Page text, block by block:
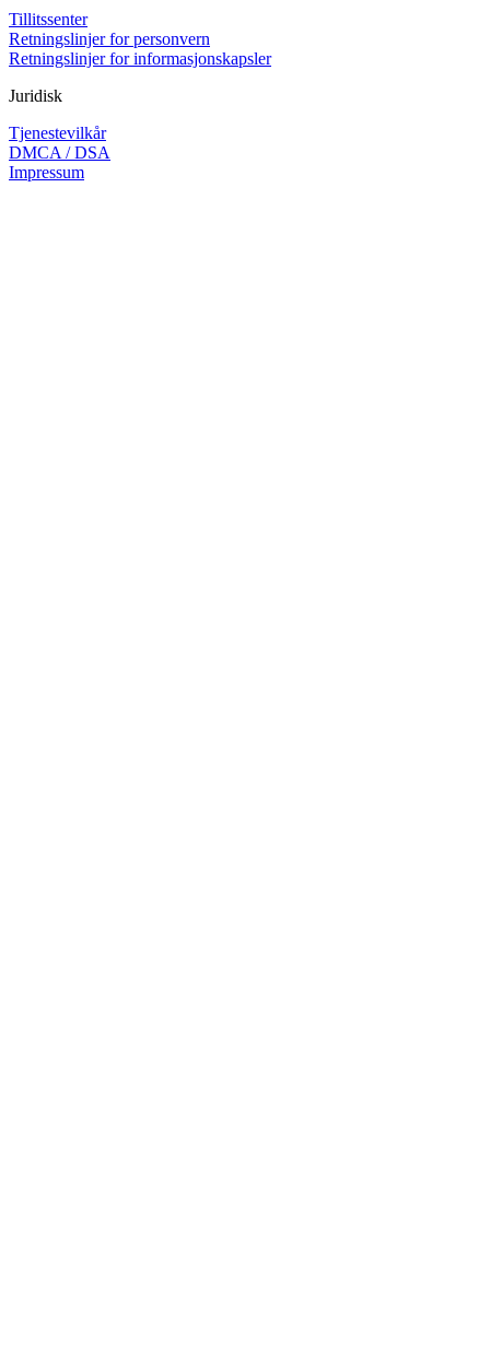
Tillitssenter
Retningslinjer for personvern
Retningslinjer for informasjonskapsler
Juridisk
Tjenestevilkår
DMCA / DSA
Impressum